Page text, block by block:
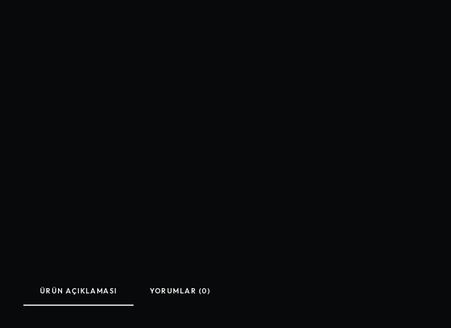
ÜRÜN AÇIKLAMASI YORUMLAR (0)